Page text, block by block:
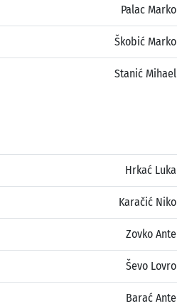
Palac Marko
Škobić Marko
Stanić Mihael
Hrkać Luka
Karačić Niko
Zovko Ante
Ševo Lovro
Barać Ante